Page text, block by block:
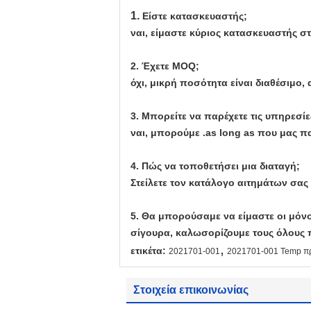
1. Είστε κατασκευαστής;
ναι, είμαστε κύριος κατασκευαστής
2. Έχετε MOQ;
όχι, μικρή ποσότητα είναι
3. Μπορείτε να παρέχετε τις
ναι, μπορούμε .as long as που μας
4. Πώς να τοποθετήσει μια διαταγή;
Στείλετε τον κατάλογο αιτημάτων
5. Θα μπορούσαμε να είμαστε οι
σίγουρα, καλωσορίζουμε τους
ετικέτα: 2021701-001 , 2021701-001 Temp
Στοιχεία επικοινωνίας